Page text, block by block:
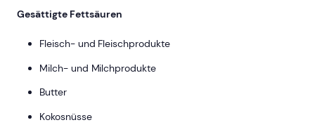
Gesättigte Fettsäuren
Fleisch- und Fleischprodukte
Milch- und Milchprodukte
Butter
Kokosnüsse